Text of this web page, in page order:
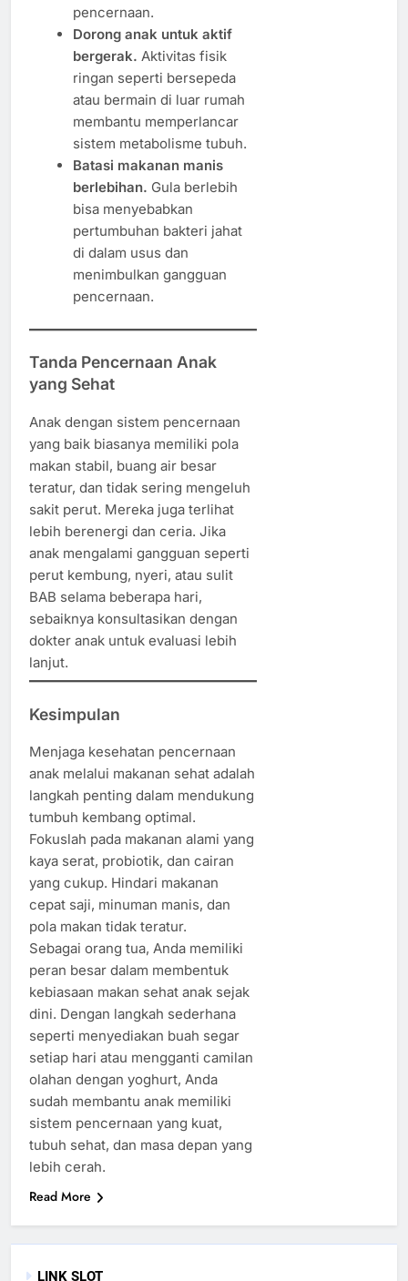
pencernaan.
Dorong anak untuk aktif
bergerak. Aktivitas fisik
ringan seperti bersepeda
atau bermain di luar rumah
membantu memperlancar
sistem metabolisme tubuh.
Batasi makanan manis
berlebihan. Gula berlebih
bisa menyebabkan
pertumbuhan bakteri jahat
di dalam usus dan
menimbulkan gangguan
pencernaan.
Tanda Pencernaan Anak
yang Sehat
Anak dengan sistem pencernaan
yang baik biasanya memiliki pola
makan stabil, buang air besar
teratur, dan tidak sering mengeluh
sakit perut. Mereka juga terlihat
lebih berenergi dan ceria. Jika
anak mengalami gangguan seperti
perut kembung, nyeri, atau sulit
BAB selama beberapa hari,
sebaiknya konsultasikan dengan
dokter anak untuk evaluasi lebih
lanjut.
Kesimpulan
Menjaga kesehatan pencernaan
anak melalui makanan sehat adalah
langkah penting dalam mendukung
tumbuh kembang optimal.
Fokuslah pada makanan alami yang
kaya serat, probiotik, dan cairan
yang cukup. Hindari makanan
cepat saji, minuman manis, dan
pola makan tidak teratur.
Sebagai orang tua, Anda memiliki
peran besar dalam membentuk
kebiasaan makan sehat anak sejak
dini. Dengan langkah sederhana
seperti menyediakan buah segar
setiap hari atau mengganti camilan
olahan dengan yoghurt, Anda
sudah membantu anak memiliki
sistem pencernaan yang kuat,
tubuh sehat, dan masa depan yang
lebih cerah.
Read More
LINK SLOT